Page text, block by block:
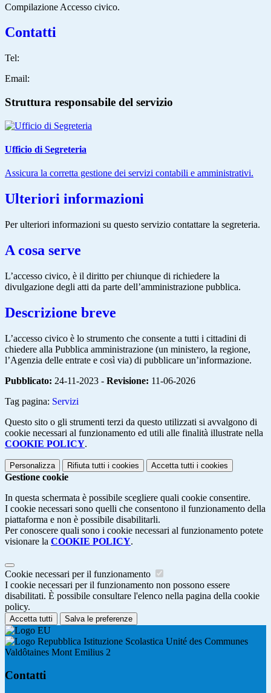
Compilazione Accesso civico.
Contatti
Tel:
Email:
Struttura responsabile del servizio
Ufficio di Segreteria
Assicura la corretta gestione dei servizi contabili e amministrativi.
Ulteriori informazioni
Per ulteriori informazioni su questo servizio contattare la segreteria.
A cosa serve
L’accesso civico, è il diritto per chiunque di richiedere la
divulgazione degli atti da parte dell’amministrazione pubblica.
Descrizione breve
L’accesso civico è lo strumento che consente a tutti i cittadini di
chiedere alla Pubblica amministrazione (un ministero, la regione,
l’Agenzia delle entrate e così via) di pubblicare un’informazione.
Pubblicato: 24-11-2023 - Revisione: 11-06-2026
Tag pagina: Servizi
Questo sito o gli strumenti terzi da questo utilizzati si avvalgono di
cookie necessari al funzionamento ed utili alle finalità illustrate nella
COOKIE POLICY.
Personalizza Rifiuta tutti i cookies Accetta tutti i cookies
Gestione cookie
In questa schermata è possibile scegliere quali cookie consentire.
I cookie necessari sono quelli che consentono il funzionamento della
piattaforma e non è possibile disabilitarli.
Per conoscere quali sono i cookie necessari al funzionamento potete
visionare la COOKIE POLICY.
Cookie necessari per il funzionamento
I cookie necessari per il funzionamento non possono essere
disabilitati. È possibile consultare l'elenco nella pagina della cookie
policy.
Accetta tutti Salva le preferenze
Istituzione Scolastica Unité des Communes
Valdôtaines Mont Emilius 2
Contatti